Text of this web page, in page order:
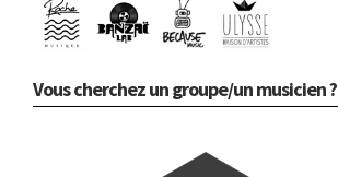
Vous cherchez un groupe/un musicien ?